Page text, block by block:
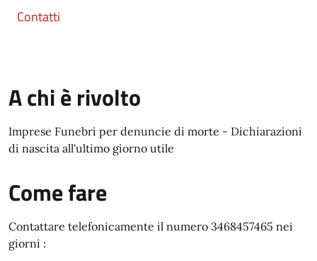
Contatti
A chi è rivolto
Imprese Funebri per denuncie di morte - Dichiarazioni
di nascita all'ultimo giorno utile
Come fare
Contattare telefonicamente il numero 3468457465 nei
giorni :